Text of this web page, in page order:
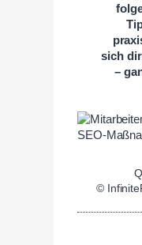
sich
–
©